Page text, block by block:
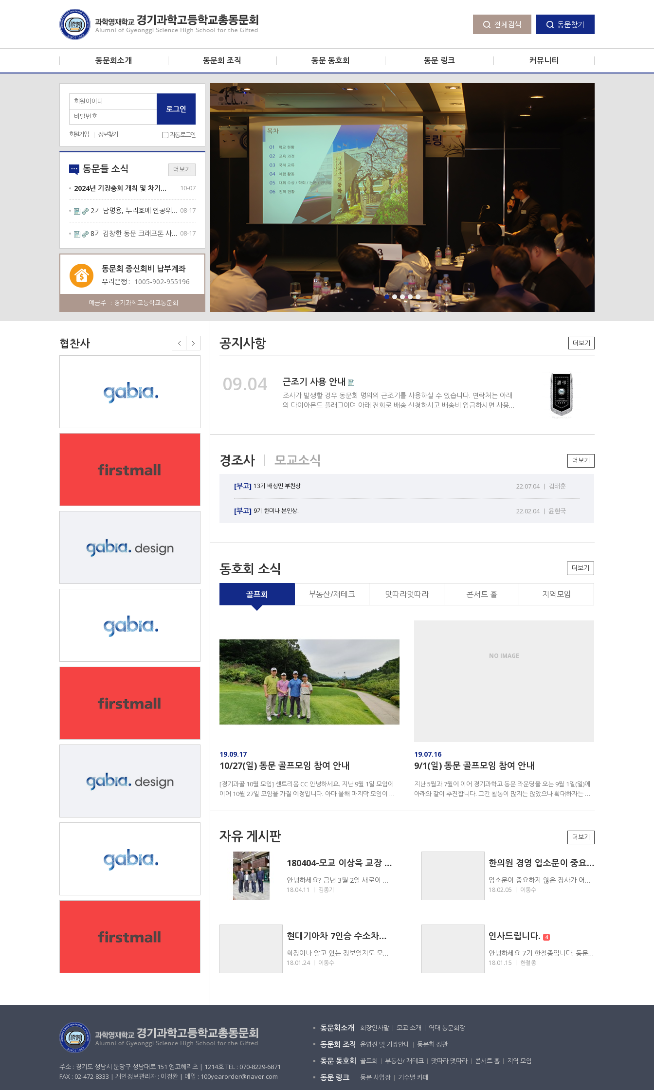
전체검색 검색항목동문찾기
동문회소개
모교 소개
역대 동문회장
동문회 조직
운영진 및 기장안내
동문회 정관
동문 동호회
부동산/ 재테크
맛따라 멋따라
콘서트 홀
지역 모임
동문 링크
동문 사업장
기수별 카페
커뮤니티
모교 소식
동문 소식
동문 찾기
회원아이디
비밀번호
로그인
회원가입 정보찾기 자동로그인
동문들 소식
2024년 기장총회 개최 및 차기… 10-07
2기 남명용, 누리호에 인공위성 … 08-17
8기 김창한 동문 크래프톤 사옥 … 08-17
더보기
동문회 종신회비 납부계좌
우리은행 1005-902-955196
예금주 경기과학고등학교동문회
협찬사 공지사항
09.04 근조기 사용 안내
조사가 발생할 경우 동문회 명의의 근조기를 사용하실 수 있습니다. 연락처는 아래
의 다이아몬드 플래그이며 아래 전화로 배송 신청하시고 배송비 입금하시면 사용하
더보기
경조사 모교소식
[부고] 13기 배성민 부친상 22.07.04 ｜ 김태훈
[부고] 9기 한미나 본인상. 22.02.04 ｜ 윤현국
더보기
동호회 소식
골프회 부동산/재테크 맛따라멋따라 콘서트 홀 지역모임
19.09.17
10/27(일) 동문 골프모임 참여 안내
[경기과골 10월 모임] 센트리움 CC 안녕하세요. 지난 9월 1일 모임에
이어 10월 27일 모임을 가질 예정입니다. 아마 올해 마지막 모임이 될
NO IMAGE
19.07.16
9/1(일) 동문 골프모임 참여 안내
지난 5월과 7월에 이어 경기과학고 동문 라운딩을 오는 9월 1일(일)에
아래와 같이 추진합니다. 그간 활동이 많지는 않았으나 확대하자는 뜻
더보기
자유 게시판
180404-모교 이상욱 교장 선생님 방문
안녕하세요? 금년 3월 2일 새로이 부임하신 이상욱…
18.04.11 ｜ 김종기
한의원 경영 입소문이 중요하다
입소문이 중요하지 않은 장사가 어디 있겠습니까마는, 입소문은 다…
18.02.05 ｜ 이동수
현대기아차 7인승 수소차는 언제 나오나요?
회장이나 알고 있는 정보일지도 모르지만, 요즘 수소차에 관심이 …
18.01.24 ｜ 이동수
인사드립니다. 4
안녕하세요 7기 한철종입니다. 동문홈페이지 열렸다는 소식…
18.01.15 ｜ 한철종
더보기
주소 : 경기도 성남시 분당구 성남대로 151 엠코헤리츠 | 1214호 TEL : 070-8229-6871
FAX : 02-472-8333 | 개인정보관리자 : 이정완 | 메일 : 100yearorder@naver.com
동문회소개 회장인사말 모교 소개 역대 동문회장
동문회 조직 운영진 및 기장안내 동문회 정관
동문 동호회 골프회 부동산/ 재테크 맛따라 멋따라 콘서트 홀 지역 모임
동문 링크 동문 사업장 기수별 카페